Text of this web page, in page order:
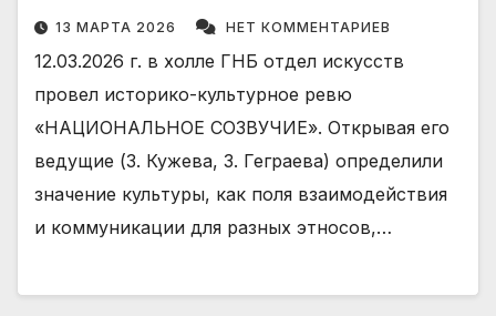
13 МАРТА 2026 НЕТ КОММЕНТАРИЕВ
12.03.2026 г. в холле ГНБ отдел искусств
провел историко-культурное ревю
«НАЦИОНАЛЬНОЕ СОЗВУЧИЕ». Открывая его
ведущие (З. Кужева, З. Геграева) определили
значение культуры, как поля взаимодействия
и коммуникации для разных этносов,…